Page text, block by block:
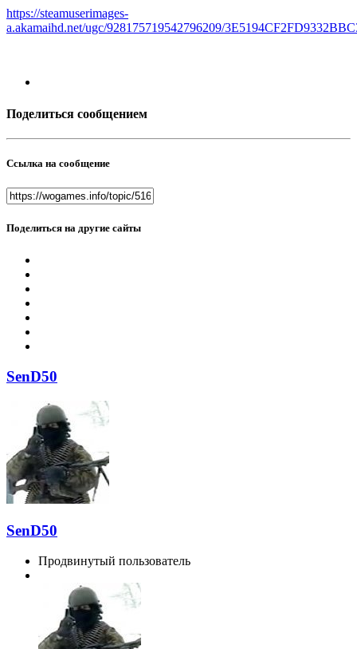
https://steamuserimages-
a.akamaihd.net/ugc/928175719542796209/
Поделиться сообщением
Ссылка на сообщение
Поделиться на другие сайты
SenD50
SenD50
Продвинутый пользователь